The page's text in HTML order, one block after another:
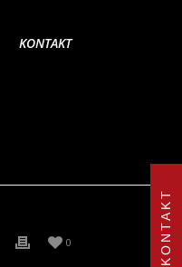
KONTAKT
KONTAKT
0